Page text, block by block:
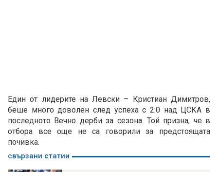
Един от лидерите на Левски – Кристиан Димитров,
беше много доволен след успеха с 2:0 над ЦСКА в
последното Вечно дерби за сезона. Той призна, че в
отбора все още не са говорили за предстоящата
почивка.
свързани статии